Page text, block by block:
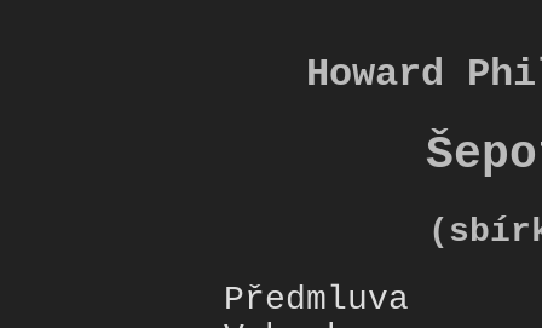
Howard
Předmluva